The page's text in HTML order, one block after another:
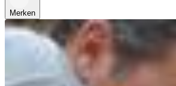
Merken